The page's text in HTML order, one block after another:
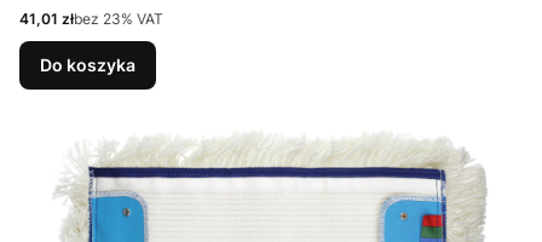
Cena netto
41,01 złbez 23% VAT
Do koszyka